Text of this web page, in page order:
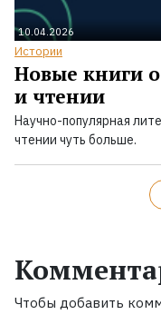
10.04.2026
Истории
Новые книги о
и чтении
Научно-популярная
чтении чуть больше.
Чтобы добавить